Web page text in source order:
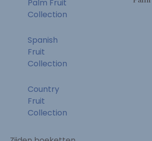
Palm Fruit
Collection
Spanish
Fruit
Collection
Country
Fruit
Collection